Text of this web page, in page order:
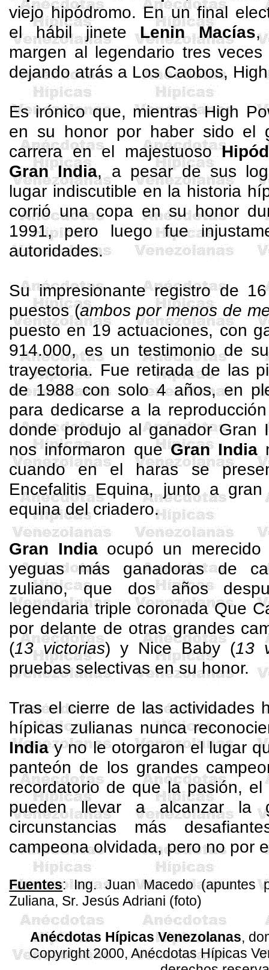
viejo hipódromo. En un final
el hábil jineteLenin Macías,
margen al legendario tres
dejando atrás a Los Caobos,
Es irónico que, mientras High
en su honor por haber sido el
carrera en el majestuoso
Gran India, a pesar de sus
lugar indiscutible en la historia
corrió una copa en su honor
1991, pero luego fue
autoridades.
Su impresionante registro de
puestos (ambos por menos de
puesto en 19 actuaciones, con
914.000, es un testimonio de
trayectoria. Fue retirada de las
de 1988 con solo 4 años, en
para dedicarse a la
donde produjo al ganador Gran
nos informaron queGran India
cuando en el haras se
Encefalitis Equina, junto a
equina del criadero.
Gran Indiaocupó un merecido
yeguas más ganadoras de
zuliano, que dos años
legendaria triple coronada Que
por delante de otras grandes
(13 victorias) y Nice Baby(13
pruebas selectivas en su honor.
Tras el cierre de las actividades
hípicas zulianas nunca
Indiay no le otorgaron el lugar
panteón de los grandes
recordatorio de que la pasión,
pueden llevar a alcanzar la
circunstancias más
campeona olvidada, pero no por
Fuentes: Ing. Juan Macedo (apuntes
Zuliana, Sr. JesúsAdriani (foto)
Anécdotas Hípicas Venezolanas,
Copyright 2000, Anécdotas Hípicas